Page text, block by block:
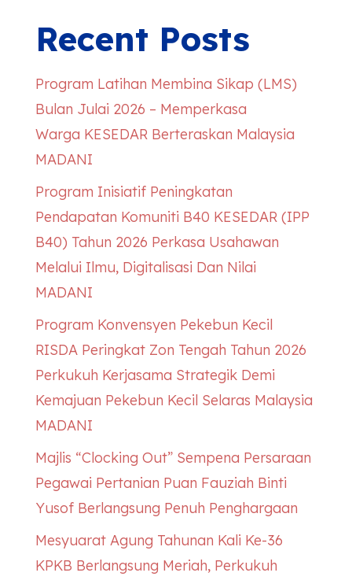
Recent Posts
Program Latihan Membina Sikap (LMS)
Bulan Julai 2026 – Memperkasa
Warga KESEDAR Berteraskan Malaysia
MADANI
Program Inisiatif Peningkatan
Pendapatan Komuniti B40 KESEDAR (IPP
B40) Tahun 2026 Perkasa Usahawan
Melalui Ilmu, Digitalisasi Dan Nilai
MADANI
Program Konvensyen Pekebun Kecil
RISDA Peringkat Zon Tengah Tahun 2026
Perkukuh Kerjasama Strategik Demi
Kemajuan Pekebun Kecil Selaras Malaysia
MADANI
Majlis “Clocking Out” Sempena Persaraan
Pegawai Pertanian Puan Fauziah Binti
Yusof Berlangsung Penuh Penghargaan
Mesyuarat Agung Tahunan Kali Ke-36
KPKB Berlangsung Meriah, Perkukuh